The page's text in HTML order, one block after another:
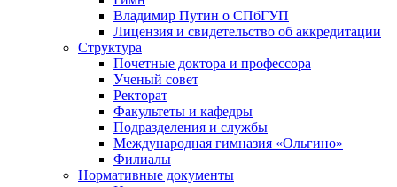
Владимир Путин о СПбГУП
Лицензия и свидетельство об аккредитации
Структура
Почетные доктора и профессора
Ученый совет
Ректорат
Факультеты и кафедры
Подразделения и службы
Международная гимназия «Ольгино»
Филиалы
Нормативные документы